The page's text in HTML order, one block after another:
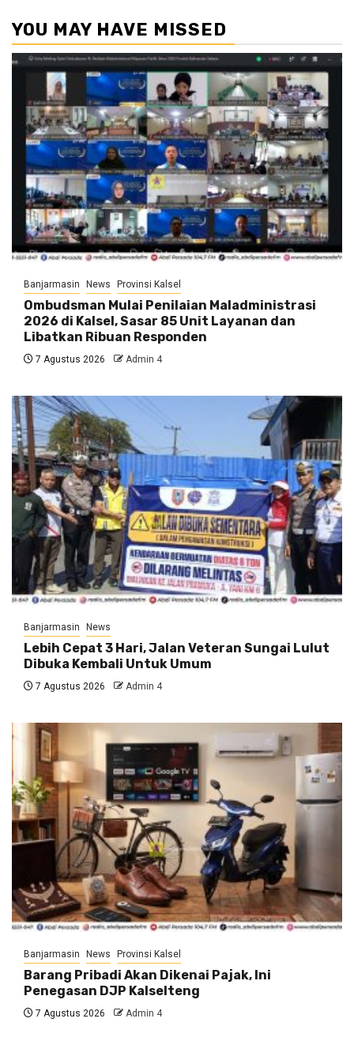
YOU MAY HAVE MISSED
Banjarmasin News Provinsi Kalsel
Ombudsman Mulai Penilaian Maladministrasi
2026 di Kalsel, Sasar 85 Unit Layanan dan
Libatkan Ribuan Responden
7 Agustus 2026 Admin 4
Banjarmasin News
Lebih Cepat 3 Hari, Jalan Veteran Sungai Lulut
Dibuka Kembali Untuk Umum
7 Agustus 2026 Admin 4
Banjarmasin News Provinsi Kalsel
Barang Pribadi Akan Dikenai Pajak, Ini
Penegasan DJP Kalselteng
7 Agustus 2026 Admin 4